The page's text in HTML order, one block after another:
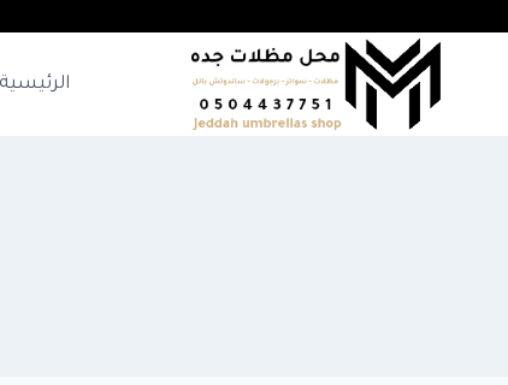
الرئيسية